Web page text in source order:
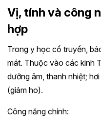
Vị, tính và công
hợp
Trong y học cổ truyền,
mát. Thuộc vào các kinh
dưỡng âm, thanh nhiệt;
(giảm ho).
Công năng chính: